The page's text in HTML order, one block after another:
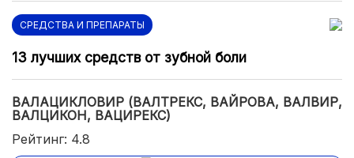
СРЕДСТВА И ПРЕПАРАТЫ
13 лучших средств от зубной боли
ВАЛАЦИКЛОВИР (ВАЛТРЕКС, ВАЙРОВА, ВАЛВИР,
ВАЛЦИКОН, ВАЦИРЕКС)
Рейтинг: 4.8